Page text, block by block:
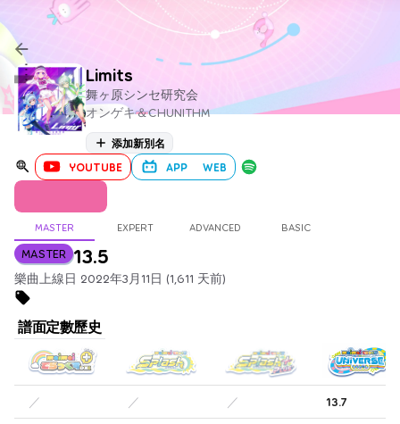
Limits
舞ヶ原シンセ研究会
オンゲキ＆CHUNITHM
添加新別名
YOUTUBE APP WEB
MASTER EXPERT ADVANCED BASIC
MASTER 13.5
樂曲上線日 2022年3月11日 (1,611 天前)
譜面定數歷史
／ ／ ／ 13.7